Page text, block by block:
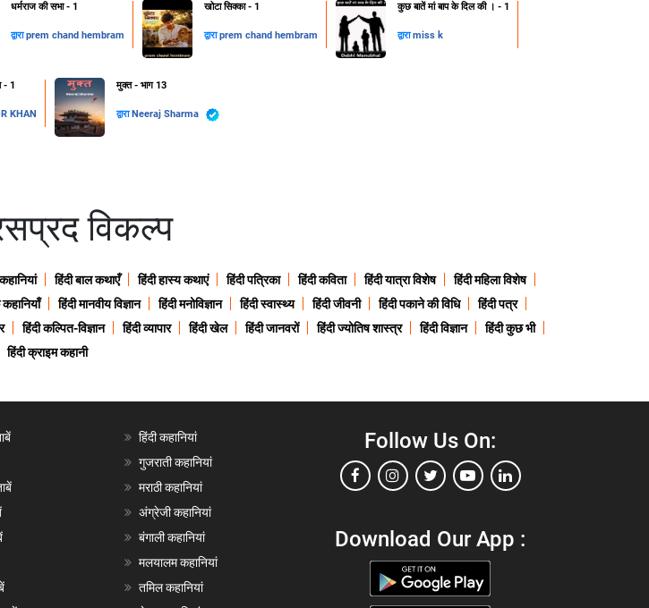
धर्मराज की सभा - 1
द्वाराprem chand hembram
खोटा सिक्का - 1
द्वाराprem chand hembram
कुछ बातें मां बाप के दिल की । - 1
द्वाराmiss k
- 1
KHAN
मुक्त - भाग 13
द्वारा Neeraj Sharma
विकल्प
हिंदी बाल कथाएँ हिंदी हास्य कथाएं हिंदी पत्रिका हिंदी कविता हिंदी यात्रा विशेष
हिंदी महिला विशेष
कहानियाँ हिंदी मानवीय विज्ञान हिंदी मनोविज्ञान हिंदी स्वास्थ्य हिंदी जीवनी हिंदी पकाने की विधि
हिंदी पत्र
हिंदी कल्पित-विज्ञान हिंदी व्यापार हिंदी खेल हिंदी जानवरों हिंदी ज्योतिष शास्त्र हिंदी विज्ञान
हिंदी कुछ भी
हिंदी क्राइम कहानी
हिंदी कहानियां
गुजराती कहानियां
मराठी कहानियां
अंग्रेजी कहानियां
बंगाली कहानियां
मलयालम कहानियां
तमिल कहानियां
Follow Us On:
Download Our App :